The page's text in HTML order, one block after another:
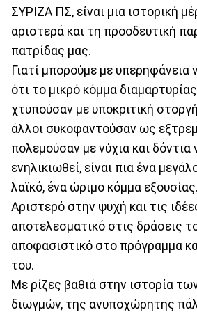
ΣΥΡΙΖΑ ΠΣ, είναι μια ιστορική
αριστερά και τη προοδευτική
πατρίδας μας.
Γιατί μπορούμε με υπερηφάνεια
ότι το μικρό κόμμα
χτυπούσαν με υποκριτική
άλλοι συκοφαντούσαν ως
πολεμούσαν με νύχια και δόντια
ενηλικιωθεί, είναι πια ένα
λαϊκό, ένα ώριμο κόμμα εξουσίας.
Αριστερό στην ψυχή και τις
αποτελεσματικό στις δράσεις
αποφασιστικό στο πρόγραμμα
του.
Με ρίζες βαθιά στην ιστορία
διωγμών, της ανυποχώρητης